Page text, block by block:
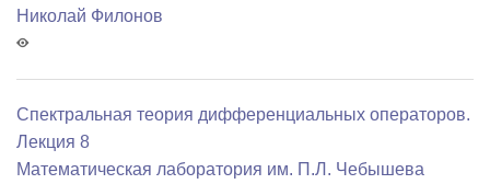
Николай Филонов
Спектральная теория дифференциальных операторов.
Лекция 8
Математичеcкая лаборатория им. П.Л. Чебышева